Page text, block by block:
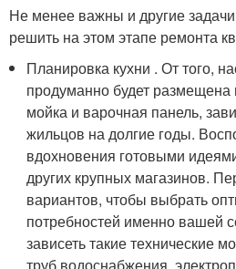
Не менее важны и другие
решить на этом этапе ремонта
Планировка кухни . От того,
продуманно будет
мойка и варочная панель,
жильцов на долгие годы.
вдохновения готовыми
других крупных магазинов.
вариантов, чтобы выбрать
потребностей именно вашей
зависеть такие технические
труб водоснабжения,